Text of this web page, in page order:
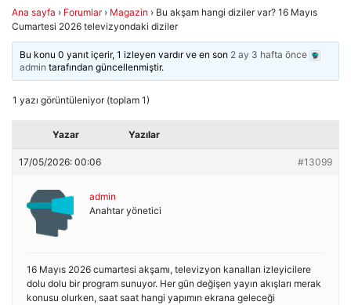
Ana sayfa › Forumlar › Magazin › Bu akşam hangi diziler var? 16 Mayıs
Cumartesi 2026 televizyondaki diziler
Bu konu 0 yanıt içerir, 1 izleyen vardır ve en son 2 ay 3 hafta önce
admin tarafından güncellenmiştir.
1 yazı görüntüleniyor (toplam 1)
Yazar Yazılar
17/05/2026: 00:06 #13099
admin
Anahtar yönetici
16 Mayıs 2026 cumartesi akşamı, televizyon kanalları izleyicilere
dolu dolu bir program sunuyor. Her gün değişen yayın akışları merak
konusu olurken, saat saat hangi yapımın ekrana geleceği